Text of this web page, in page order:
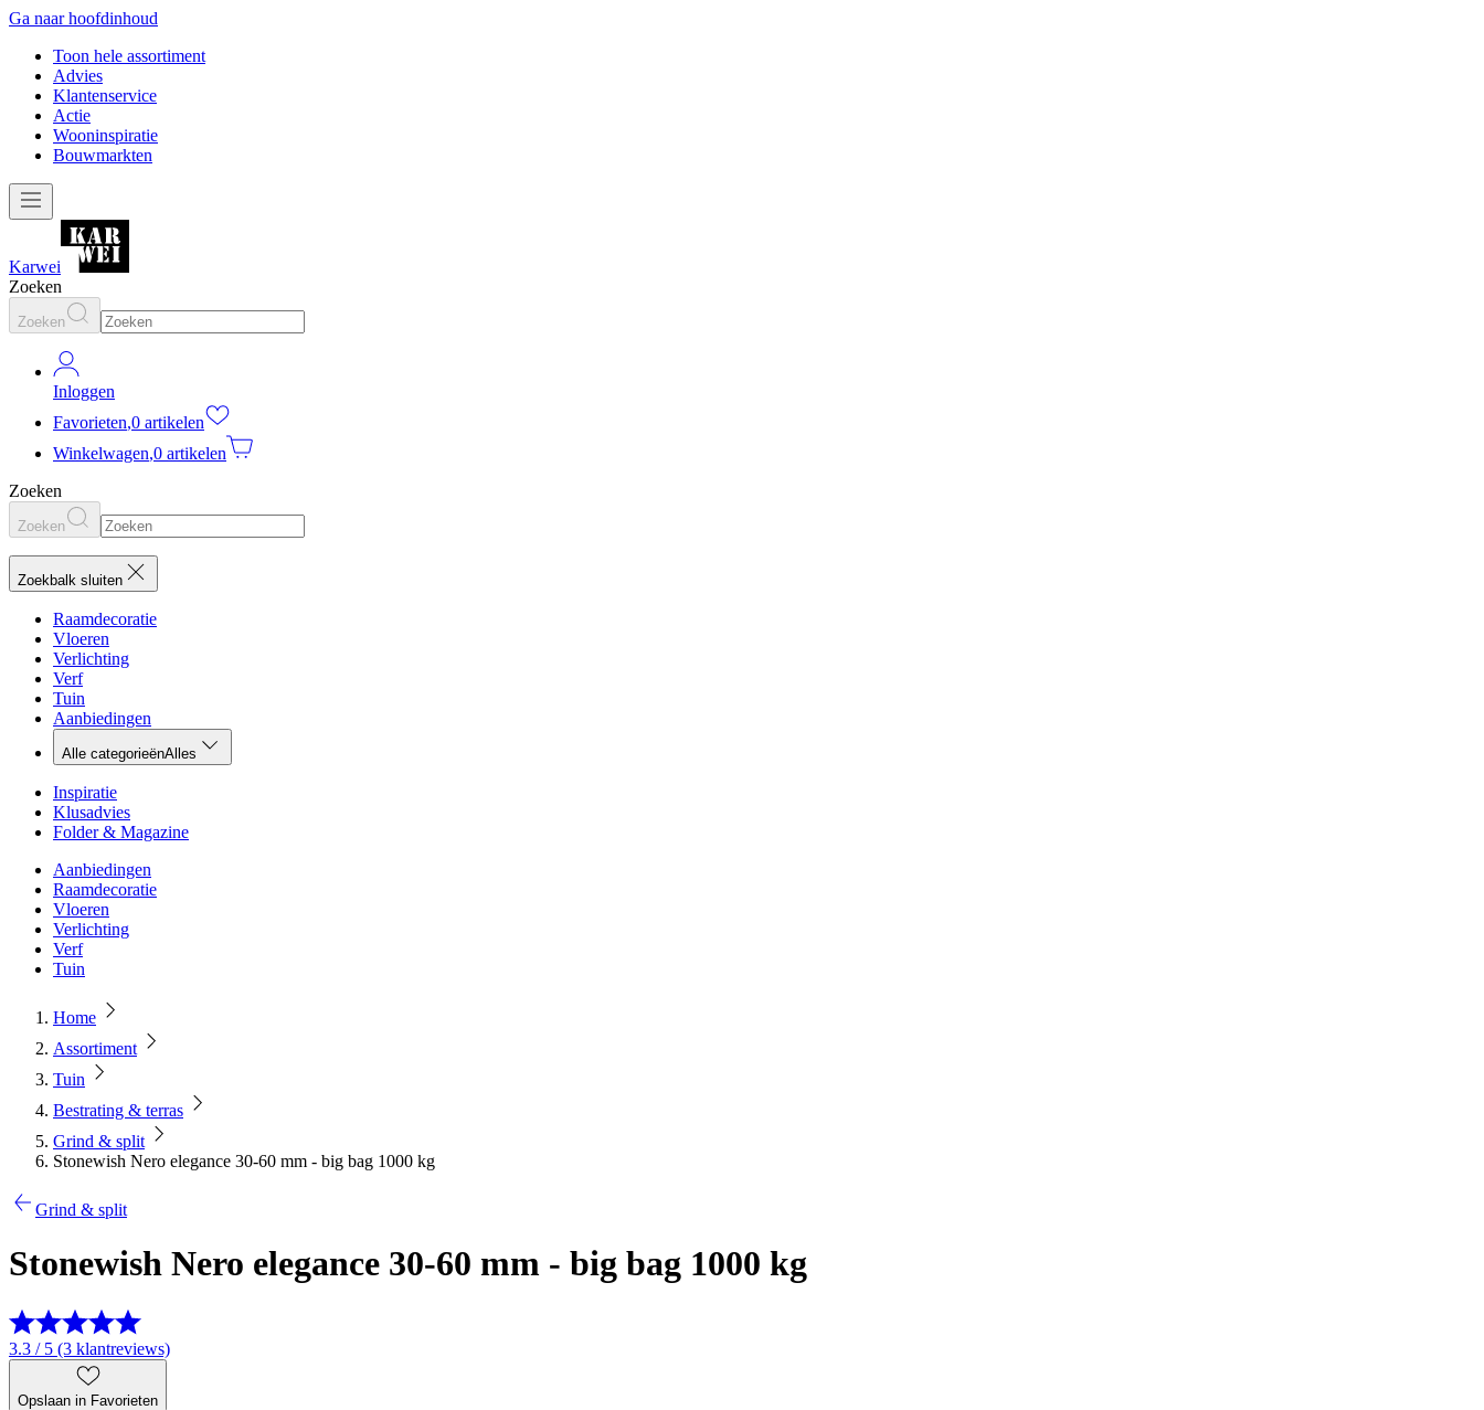
Ga naar hoofdinhoud
Toon hele assortiment
Advies
Klantenservice
Actie
Wooninspiratie
Bouwmarkten
Karwei
Zoeken
Zoeken
Inloggen
Favorieten,0 artikelen
Winkelwagen,0 artikelen
Zoeken
Zoeken
Zoekbalk sluiten
Raamdecoratie
Vloeren
Verlichting
Verf
Tuin
Aanbiedingen
Alle categorieënAlles
Inspiratie
Klusadvies
Folder & Magazine
Aanbiedingen
Raamdecoratie
Vloeren
Verlichting
Verf
Tuin
Home
Assortiment
Tuin
Bestrating & terras
Grind & split
Stonewish Nero elegance 30-60 mm - big bag 1000 kg
Grind & split
Stonewish Nero elegance 30-60 mm - big bag 1000 kg
3.3 / 5 (3 klantreviews)
Opslaan in Favorieten